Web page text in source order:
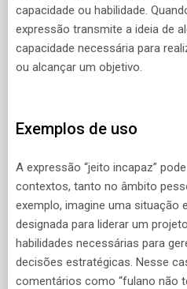
capacidade ou habilidade.
expressão transmite a ideia de
capacidade necessária para
ou alcançar um objetivo.
Exemplos de uso
A expressão “jeito incapaz”
contextos, tanto no âmbito
exemplo, imagine uma situação
designada para liderar um
habilidades necessárias para
decisões estratégicas. Nesse
comentários como “fulano não